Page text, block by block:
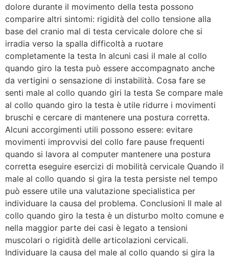
dolore durante il movimento della testa possono
comparire altri sintomi: rigidità del collo tensione alla
base del cranio mal di testa cervicale dolore che si
irradia verso la spalla difficoltà a ruotare
completamente la testa In alcuni casi il male al collo
quando giro la testa può essere accompagnato anche
da vertigini o sensazione di instabilità. Cosa fare se
senti male al collo quando giri la testa Se compare male
al collo quando giro la testa è utile ridurre i movimenti
bruschi e cercare di mantenere una postura corretta.
Alcuni accorgimenti utili possono essere: evitare
movimenti improvvisi del collo fare pause frequenti
quando si lavora al computer mantenere una postura
corretta eseguire esercizi di mobilità cervicale Quando il
male al collo quando si gira la testa persiste nel tempo
può essere utile una valutazione specialistica per
individuare la causa del problema. Conclusioni Il male al
collo quando giro la testa è un disturbo molto comune e
nella maggior parte dei casi è legato a tensioni
muscolari o rigidità delle articolazioni cervicali.
Individuare la causa del male al collo quando si gira la